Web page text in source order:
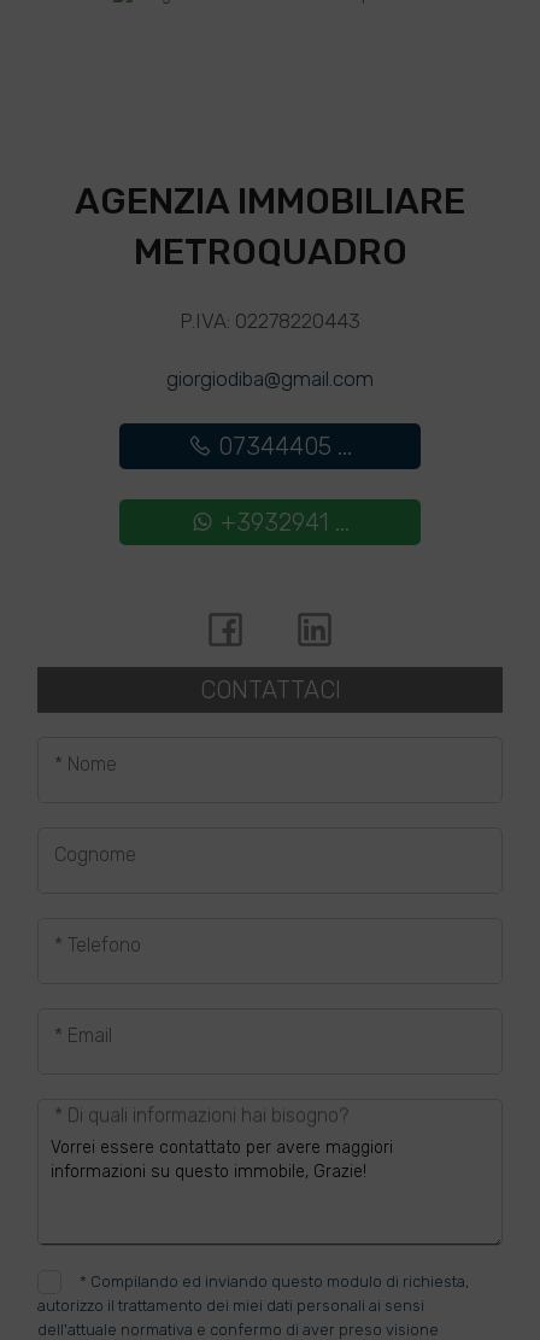
AGENZIA IMMOBILIARE
METROQUADRO
P.IVA: 02278220443
giorgiodiba@gmail.com
07344405 ...
+3932941 ...
CONTATTACI
* Nome
Cognome
* Telefono
* Email
* Di quali informazioni hai bisogno?
* Compilando ed inviando questo modulo di richiesta,
autorizzo il trattamento dei miei dati personali ai sensi
dell'attuale normativa e confermo di aver preso visione